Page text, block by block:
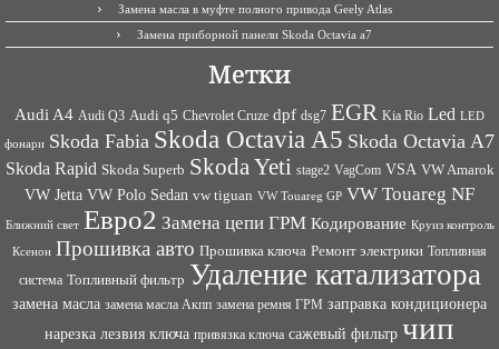
Замена масла в муфте полного привода Geely Atlas
Замена приборной панели Skoda Octavia a7
Метки
Audi A4 Audi Q3 Audi q5 Chevrolet Cruze dpf dsg7 EGR Kia Rio Led LED
фонари Skoda Fabia Skoda Octavia A5 Skoda Octavia A7
Skoda Rapid Skoda Superb Skoda Yeti stage2 VagCom VSA VW Amarok
VW Jetta VW Polo Sedan vw tiguan VW Touareg GP VW Touareg NF
Ближний свет Евро2 Замена цепи ГРМ Кодирование Круиз контроль
Ксенон Прошивка авто Прошивка ключа Ремонт электрики Топливная
система Топливный фильтр Удаление катализатора
замена масла замена масла Акпп замена ремня ГРМ заправка кондиционера
нарезка лезвия ключа привязка ключа сажевый фильтр чип